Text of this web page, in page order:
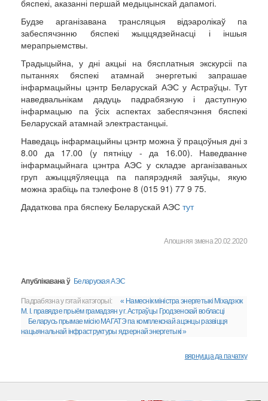
бяспекі, аказанні першай медыцынскай дапамогі.
Будзе арганізавана трансляцыя відэаролікаў па
забеспячэнню бяспекі жыццядзейнасці і іншыя
мерапрыемствы.
Традыцыйна, у дні акцыі на бясплатныя экскурсіі па
пытаннях бяспекі атамнай энергетыкі запрашае
інфармацыйны цэнтр Беларускай АЭС у Астраўцы. Тут
наведвальнікам дадуць падрабязную і даступную
інфармацыю па ўсіх аспектах забеспячэння бяспекі
Беларускай атамнай электрастанцыі.
Наведаць інфармацыйны цэнтр можна ў працоўныя дні з
8.00 да 17.00 (у пятніцу - да 16.00). Наведванне
інфармацыйнага цэнтра АЭС у складзе арганізаваных
груп ажыццяўляецца па папярэдняй заяўцы, якую
можна зрабіць па тэлефоне 8 (015 91) 77 9 75.
Дадаткова пра бяспеку Беларускай АЭС тут
Апошняя змена 20.02.2020
Апублікавана ў Беларуская АЭС
Падрабязна у гэтай катэгорыі:
« Намеснік міністра энергетыкі Міхадзюк
М. I. правядзе прыём грамадзян у г. Астраўцы Гродзенскай вобласці
Беларусь прымае місію МАГАТЭ па комплекснай ацэнцы развіцця
нацыянальнай інфраструктуры ядзернай энергетыкі »
вярнуцца да пачатку